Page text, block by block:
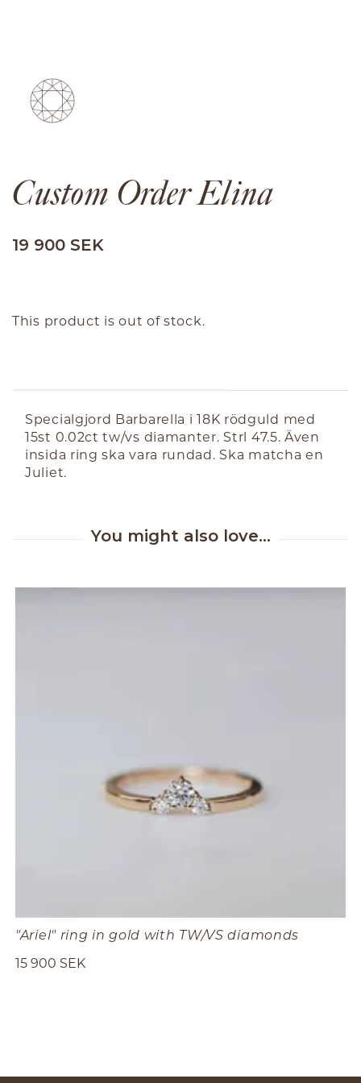
Custom Order Elina
19 900 SEK
This product is out of stock.
Specialgjord Barbarella i 18K rödguld med
15st 0.02ct tw/vs diamanter. Strl 47.5. Även
insida ring ska vara rundad. Ska matcha en
Juliet.
"Ariel" ring in gold with TW/VS diamonds
15 900 SEK